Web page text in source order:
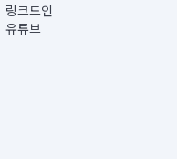
링크드인
유튜브